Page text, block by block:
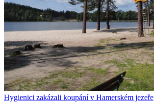
Hygienici zakázali koupání v Hamerském jezeře